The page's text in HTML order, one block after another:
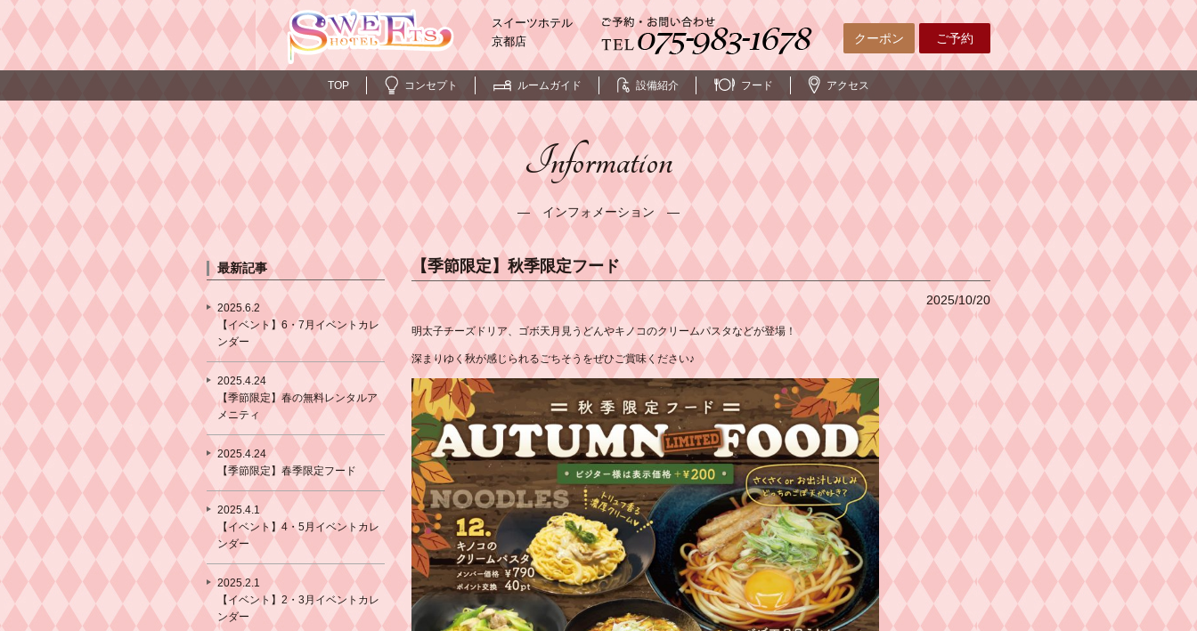
スイーツホテル
京都店
クーポン ご予約
TOP コンセプト ルームガイド 設備紹介 フード アクセス
Information
― インフォメーション ―
【季節限定】秋季限定フード
2025/10/20
明太子チーズドリア、ゴボ天月見うどんやキノコのクリームパスタなどが登場！
深まりゆく秋が感じられるごちそうをぜひご賞味ください♪
最新記事
2025.6.2
【イベント】6・7月イベントカレ
ンダー
2025.4.24
【季節限定】春の無料レンタルア
メニティ
2025.4.24
【季節限定】春季限定フード
2025.4.1
【イベント】4・5月イベントカレ
ンダー
2025.2.1
【イベント】2・3月イベントカレ
ンダー